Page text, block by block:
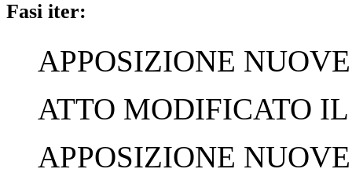
Fasi iter:
APPOSIZIONE
ATTO MODIFICATO
APPOSIZIONE